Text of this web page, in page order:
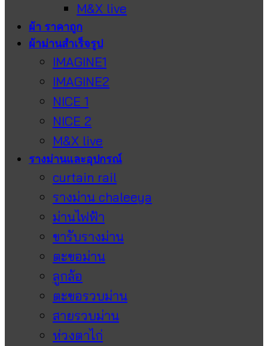
M&X live
ผ้า ราคาถูก
ผ้าม่านสำเร็จรูป
IMAGINE1
IMAGINE2
NICE 1
NICE 2
M&X live
รางม่านและอุปกรณ์
curtain rail
รางม่าน chaleeya
ม่านไฟฟ้า
ขารับรางม่าน
ตะขอม่าน
ลูกล้อ
ตะขอรวบม่าน
สายรวบม่าน
ห่วงตาไก่